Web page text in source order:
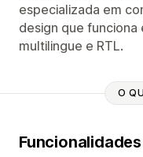
especializada em
design que
multilingue e RTL.
O
Funcionalidades